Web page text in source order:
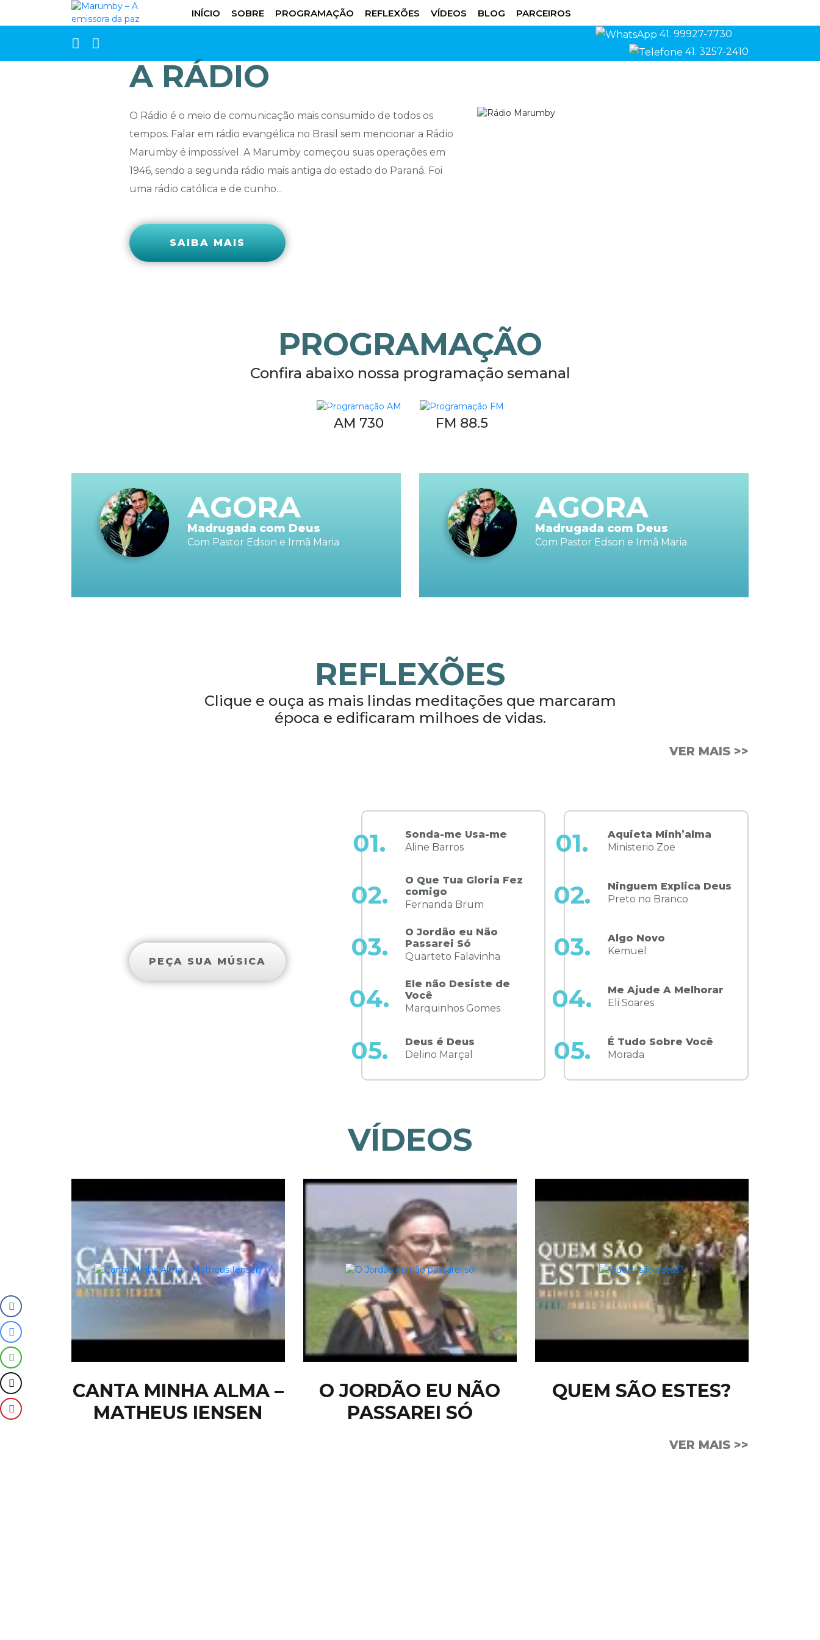
INÍCIO SOBRE PROGRAMAÇÃO REFLEXÕES VÍDEOS BLOG
PARCEIROS
41. 99927-7730
41. 3257-2410
A RÁDIO
O Rádio é o meio de comunicação mais consumido de todos os
tempos. Falar em rádio evangélica no Brasil sem mencionar a Rádio
Marumby é impossível. A Marumby começou suas operações em
1946, sendo a segunda rádio mais antiga do estado do Paraná. Foi
uma rádio católica e de cunho...
SAIBA MAIS
PROGRAMAÇÃO
Confira abaixo nossa programação semanal
AM 730 FM 88.5
AGORA
Madrugada com Deus
Com Pastor Edson e Irmã Maria
AGORA
Madrugada com Deus
Com Pastor Edson e Irmã Maria
REFLEXÕES
Clique e ouça as mais lindas meditações que marcaram
época e edificaram milhoes de vidas.
VER MAIS >>
PEÇA SUA MÚSICA
01.
Sonda-me Usa-me
Aline Barros
02.
O Que Tua Gloria Fez
comigo
Fernanda Brum
03.
O Jordão eu Não
Passarei Só
Quarteto Falavinha
04.
Ele não Desiste de
Você
Marquinhos Gomes
05.
Deus é Deus
Delino Marçal
01.
Aquieta Minh’alma
Ministerio Zoe
02.
Ninguem Explica Deus
Preto no Branco
03.
Algo Novo
Kemuel
04.
Me Ajude A Melhorar
Eli Soares
05.
É Tudo Sobre Você
Morada
VÍDEOS
CANTA MINHA ALMA –
MATHEUS IENSEN
O JORDÃO EU NÃO
PASSAREI SÓ
QUEM SÃO ESTES?
VER MAIS >>